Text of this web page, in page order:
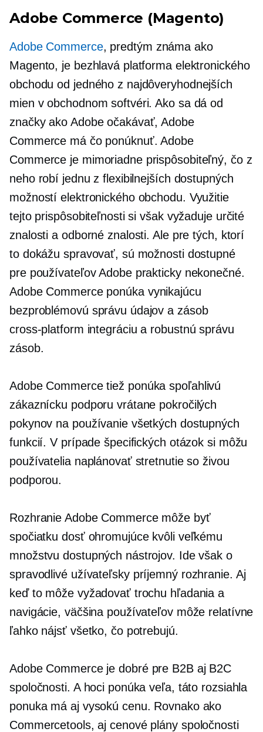
Adobe Commerce (Magento)
Adobe Commerce, predtým známa ako
Magento, je bezhlavá platforma elektronického
obchodu od jedného z najdôveryhodnejších
mien v obchodnom softvéri. Ako sa dá od
značky ako Adobe očakávať, Adobe
Commerce má čo ponúknuť. Adobe
Commerce je mimoriadne prispôsobiteľný, čo z
neho robí jednu z flexibilnejších dostupných
možností elektronického obchodu. Využitie
tejto prispôsobiteľnosti si však vyžaduje určité
znalosti a odborné znalosti. Ale pre tých, ktorí
to dokážu spravovať, sú možnosti dostupné
pre používateľov Adobe prakticky nekonečné.
Adobe Commerce ponúka vynikajúcu
bezproblémovú správu údajov a zásob
cross-platform integráciu a robustnú správu
zásob.
Adobe Commerce tiež ponúka spoľahlivú
zákaznícku podporu vrátane pokročilých
pokynov na používanie všetkých dostupných
funkcií. V prípade špecifických otázok si môžu
používatelia naplánovať stretnutie so živou
podporou.
Rozhranie Adobe Commerce môže byť
spočiatku dosť ohromujúce kvôli veľkému
množstvu dostupných nástrojov. Ide však o
spravodlivé užívateľsky príjemnýrozhranie. Aj
keď to môže vyžadovať trochu hľadania a
navigácie, väčšina používateľov môže relatívne
ľahko nájsť všetko, čo potrebujú.
Adobe Commerce je dobré pre B2B aj B2C
spoločnosti. A hoci ponúka veľa, táto rozsiahla
ponuka má aj vysokú cenu. Rovnako ako
Commercetools, aj cenové plány spoločnosti